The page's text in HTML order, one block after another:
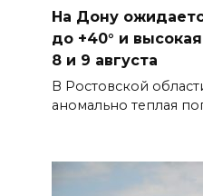
В Ростове
Емельяновых
Садовой, 94,
специалисты
На Дону
до +40° и
8 и 9 августа
В Ростовской
аномально теплая